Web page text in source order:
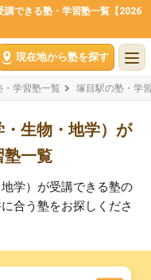
講できる塾・学習塾一覧【2026
現在地から塾を探す
・学習塾一覧 塚目駅の塾・学
生物・地学）が
塾一覧
学）が受講できる塾の
合う塾をお探しくださ